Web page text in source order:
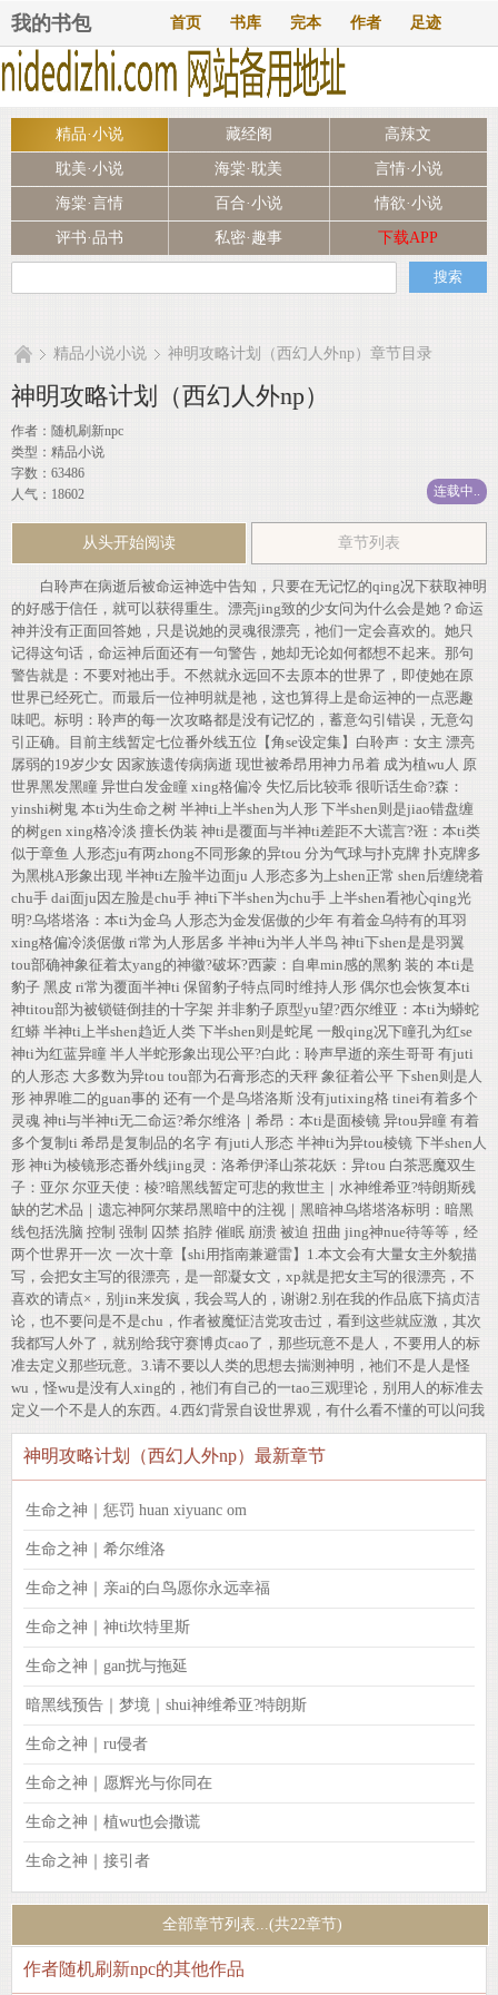
我的书包 首页 书库 完本 作者 足迹
精品·小说 藏经阁 高辣文
耽美·小说 海棠·耽美 言情·小说
海棠·言情 百合·小说 情欲·小说
评书·品书 私密·趣事 下载APP
精品小说小说 神明攻略计划（西幻人外np）章节目录
神明攻略计划（西幻人外np）
作者： 随机刷新npc
类型：精品小说
字数：63486
人气：18602
连载中..
从头开始阅读 章节列表
白聆声在病逝后被命运神选中告知，只要在无记忆的qing况下获取神明
的好感于信任，就可以获得重生。漂亮jing致的少女问为什么会是她？命运
神并没有正面回答她，只是说她的灵魂很漂亮，祂们一定会喜欢的。她只
记得这句话，命运神后面还有一句警告，她却无论如何都想不起来。那句
警告就是：不要对祂出手。不然就永远回不去原本的世界了，即使她在原
世界已经死亡。而最后一位神明就是祂，这也算得上是命运神的一点恶趣
味吧。标明：聆声的每一次攻略都是没有记忆的，蓄意勾引错误，无意勾
引正确。目前主线暂定七位番外线五位【角se设定集】白聆声：女主 漂亮
孱弱的19岁少女 因家族遗传病病逝 现世被希昂用神力吊着 成为植wu人 原
世界黑发黑瞳 异世白发金瞳 xing格偏冷 失忆后比较乖 很听话生命?森：
yinshi树鬼 本ti为生命之树 半神ti上半shen为人形 下半shen则是jiao错盘缠
的树gen xing格冷淡 擅长伪装 神ti是覆面与半神ti差距不大谎言?诳：本ti类
似于章鱼 人形态ju有两zhong不同形象的异tou 分为气球与扑克牌 扑克牌多
为黑桃A形象出现 半神ti左脸半边面ju 人形态多为上shen正常 shen后缠绕着
chu手 dai面ju因左脸是chu手 神ti下半shen为chu手 上半shen看祂心qing光
明?乌塔塔洛：本ti为金乌 人形态为金发倨傲的少年 有着金乌特有的耳羽
xing格偏冷淡倨傲 ri常为人形居多 半神ti为半人半鸟 神ti下shen是是羽翼
tou部确神象征着太yang的神徽?破坏?西蒙：自卑min感的黑豹 装的 本ti是
豹子 黑皮 ri常为覆面半神ti 保留豹子特点同时维持人形 偶尔也会恢复本ti
神titou部为被锁链倒挂的十字架 并非豹子原型yu望?西尔维亚：本ti为蟒蛇
红蟒 半神ti上半shen趋近人类 下半shen则是蛇尾 一般qing况下瞳孔为红se
神ti为红蓝异瞳 半人半蛇形象出现公平?白此：聆声早逝的亲生哥哥 有juti
的人形态 大多数为异tou tou部为石膏形态的天秤 象征着公平 下shen则是人
形 神界唯二的guan事的 还有一个是乌塔洛斯 没有jutixing格 tinei有着多个
灵魂 神ti与半神ti无二命运?希尔维洛｜希昂：本ti是面棱镜 异tou异瞳 有着
多个复制ti 希昂是复制品的名字 有juti人形态 半神ti为异tou棱镜 下半shen人
形 神ti为棱镜形态番外线jing灵：洛希伊泽山茶花妖：异tou 白茶恶魔双生
子：亚尔 尔亚天使：棱?暗黑线暂定可悲的救世主｜水神维希亚?特朗斯残
缺的艺术品｜遗忘神阿尔莱昂黑暗中的注视｜黑暗神乌塔塔洛标明：暗黑
线包括洗脑 控制 强制 囚禁 掐脖 催眠 崩溃 被迫 扭曲 jing神nue待等等，经
两个世界开一次 一次十章【shi用指南兼避雷】1.本文会有大量女主外貌描
写，会把女主写的很漂亮，是一部凝女文，xp就是把女主写的很漂亮，不
喜欢的请点×，别jin来发疯，我会骂人的，谢谢2.别在我的作品底下搞贞洁
论，也不要问是不是chu，作者被魔怔洁党攻击过，看到这些就应激，其次
我都写人外了，就别给我守赛博贞cao了，那些玩意不是人，不要用人的标
准去定义那些玩意。3.请不要以人类的思想去揣测神明，祂们不是人是怪
wu，怪wu是没有人xing的，祂们有自己的一tao三观理论，别用人的标准去
定义一个不是人的东西。4.西幻背景自设世界观，有什么看不懂的可以问我
神明攻略计划（西幻人外np）最新章节
生命之神｜惩罚 huan xiyuanc om
生命之神｜希尔维洛
生命之神｜亲ai的白鸟愿你永远幸福
生命之神｜神ti坎特里斯
生命之神｜gan扰与拖延
暗黑线预告｜梦境｜shui神维希亚?特朗斯
生命之神｜ru侵者
生命之神｜愿辉光与你同在
生命之神｜植wu也会撒谎
生命之神｜接引者
全部章节列表...(共22章节)
作者随机刷新npc的其他作品